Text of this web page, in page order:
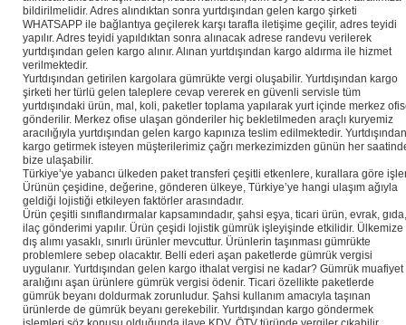
bildirilmelidir. Adres alındıktan sonra yurtdışından gelen kargo şirketi
WHATSAPP ile bağlantıya geçilerek karşı tarafla iletişime geçilir, adres teyidi
yapılır. Adres teyidi yapıldıktan sonra alınacak adrese randevu verilerek
yurtdışından gelen kargo alınır. Alınan yurtdışından kargo aldırma ile hizmet
verilmektedir.
Yurtdışından getirilen kargolara gümrükte vergi oluşabilir. Yurtdışından kargo
şirketi her türlü gelen taleplere cevap vererek en güvenli servisle tüm
yurtdışındaki ürün, mal, koli, paketler toplama yapılarak yurt içinde merkez
gönderilir. Merkez ofise ulaşan gönderiler hiç bekletilmeden araçlı kuryemiz
aracılığıyla yurtdışından gelen kargo kapınıza teslim edilmektedir. Yurtdışından
kargo getirmek isteyen müşterilerimiz çağrı merkezimizden günün her
bize ulaşabilir.
Türkiye’ye yabancı ülkeden paket transferi çeşitli etkenlere, kurallara göre
Ürünün çeşidine, değerine, gönderen ülkeye, Türkiye’ye hangi ulaşım ağıyla
geldiği lojistiği etkileyen faktörler arasındadır.
Ürün çeşitli sınıflandırmalar kapsamındadır, şahsi eşya, ticari ürün, evrak, gıda,
ilaç gönderimi yapılır. Ürün çeşidi lojistik gümrük işleyişinde etkilidir. Ülkemize
dış alımı yasaklı, sınırlı ürünler mevcuttur. Ürünlerin taşınması gümrükte
problemlere sebep olacaktır. Belli ederi aşan paketlerde gümrük vergisi
uygulanır. Yurtdışından gelen kargo ithalat vergisi ne kadar? Gümrük muafiyet
aralığını aşan ürünlere gümrük vergisi ödenir. Ticari özellikte paketlerde
gümrük beyanı doldurmak zorunludur. Şahsi kullanım amacıyla taşınan
ürünlerde de gümrük beyanı gerekebilir. Yurtdışından kargo göndermek